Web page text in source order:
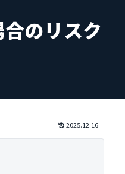
のリスク
2025.12.16